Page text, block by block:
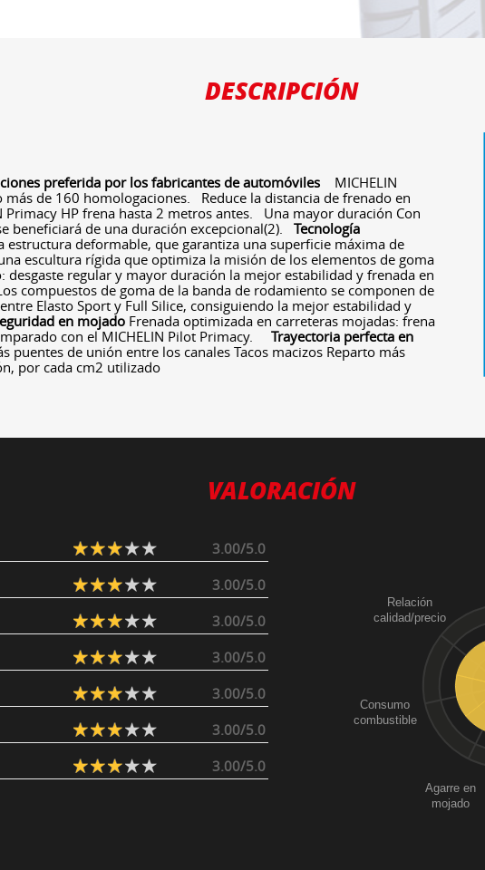
DESCRIPCIÓN
preferida por los fabricantes de automóviles
MICHELIN
más de 160 homologaciones. Reduce la distancia de frenado en
Primacy HP frena hasta 2 metros antes. Una mayor duración Con
beneficiará de una duración excepcional(2). Tecnología
estructura deformable, que garantiza una superficie máxima de
escultura rígida que optimiza la misión de los elementos de goma
desgaste regular y mayor duración la mejor estabilidad y frenada en
compuestos de goma de la banda de rodamiento se componen de
Elasto Sport y Full Silice, consiguiendo la mejor estabilidad y
en mojado Frenada optimizada en carreteras mojadas: frena
con el MICHELIN Pilot Primacy. Trayectoria perfecta en
puentes de unión entre los canales Tacos macizos Reparto más
por cada cm2 utilizado
VALORACIÓN
3.00/5.0
3.00/5.0
3.00/5.0
3.00/5.0
3.00/5.0
3.00/5.0
3.00/5.0
Agarre en
mojado
Consumo
combustible
Relación
calidad/precio